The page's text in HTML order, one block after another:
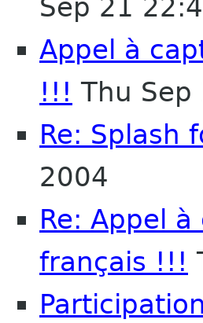
Sep 21
Appel à
!!! Thu Sep
Re: Splash
2004
Re: Appel
français !!!